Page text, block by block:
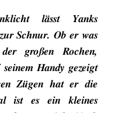
lässt Yanks
Schnur. Ob er was
großen Rochen,
Handy gezeigt
Zügen hat er die
ist es ein kleines